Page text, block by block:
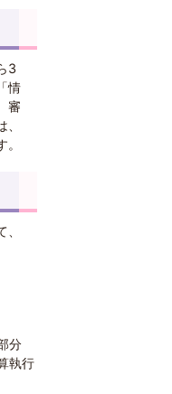
3
情
審
分
執行